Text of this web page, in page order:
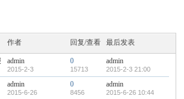
作者 回复/查看 最后发表
admin
2015-2-3
0
15713
admin
2015-2-3 21:00
admin
2015-6-26
0
8456
admin
2015-6-26 10:44